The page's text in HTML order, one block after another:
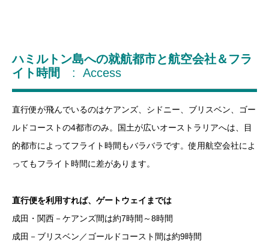
ハミルトン島への就航都市と航空会社＆フラ
イト時間 : Access
直行便が飛んでいるのはケアンズ、シドニー、ブリスベン、ゴー
ルドコーストの4都市のみ。国土が広いオーストラリアへは、目
的都市によってフライト時間もバラバラです。使用航空会社によ
ってもフライト時間に差があります。
直行便を利用すれば、ゲートウェイまでは
成田・関西－ケアンズ間は約7時間～8時間
成田－ブリスベン／ゴールドコースト間は約9時間